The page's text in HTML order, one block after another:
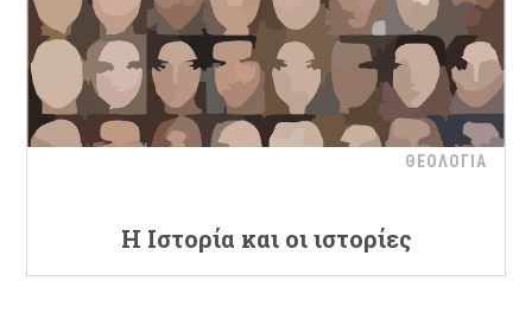
ΘΕΟΛΟΓΙΑ
Η Ιστορία και οι ιστορίες